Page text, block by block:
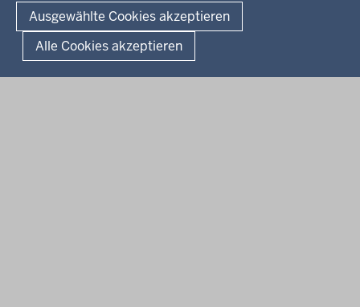
Ausgewählte Cookies akzeptieren
Alle Cookies akzeptieren
Geschützter Kontakt
Landesportal NRW
Anfahrt
E-Rechnung
Fußzeile
Seitenübersicht Kontakt Datenschutz